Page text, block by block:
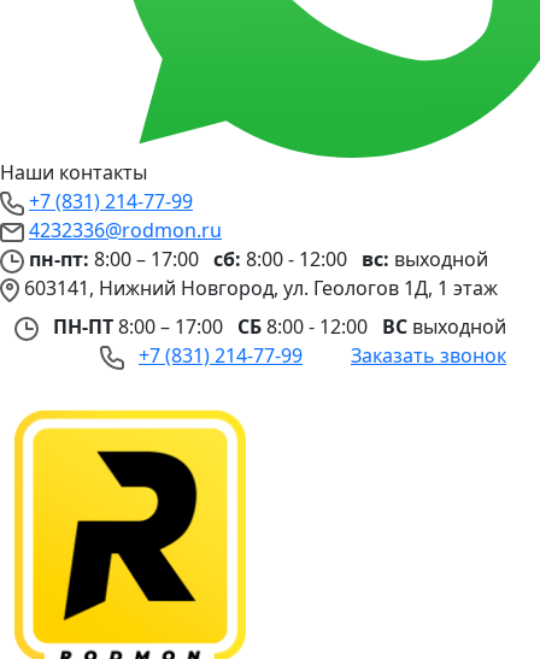
Наши контакты
+7 (831) 214-77-99
4232336@rodmon.ru
пн-пт: 8:00 – 17:00 сб: 8:00 - 12:00 вс: выходной
603141, Нижний Новгород, ул. Геологов 1Д, 1 этаж
ПН-ПТ8:00 – 17:00 СБ8:00 - 12:00 ВС выходной
+7 (831) 214-77-99
Заказать звонок